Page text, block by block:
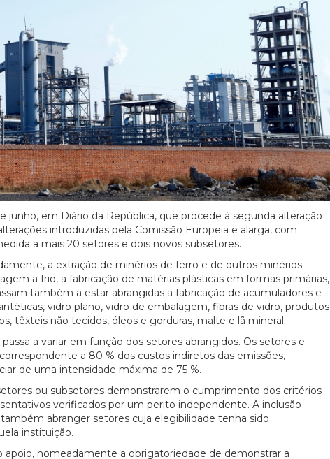
junho, em Diário da República, que procede à segunda alteração
introduzidas pela Comissão Europeia e alarga, com
a mais 20 setores e dois novos subsetores.
a extração de minérios de ferro e de outros minérios
a frio, a fabricação de matérias plásticas em formas primárias,
também a estar abrangidas a fabricação de acumuladores e
vidro plano, vidro de embalagem, fibras de vidro, produtos
têxteis não tecidos, óleos e gorduras, malte e lã mineral.
a variar em função dos setores abrangidos. Os setores e
a 80 % dos custos indiretos das emissões,
de uma intensidade máxima de 75 %.
ou subsetores demonstrarem o cumprimento dos critérios
verificados por um perito independente. A inclusão
abranger setores cuja elegibilidade tenha sido
instituição.
apoio, nomeadamente a obrigatoriedade de demonstrar a